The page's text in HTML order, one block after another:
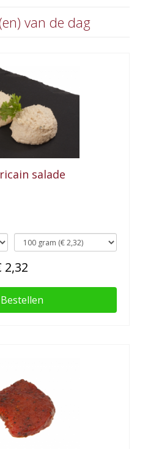
van de dag
salade
2,32
Bestellen